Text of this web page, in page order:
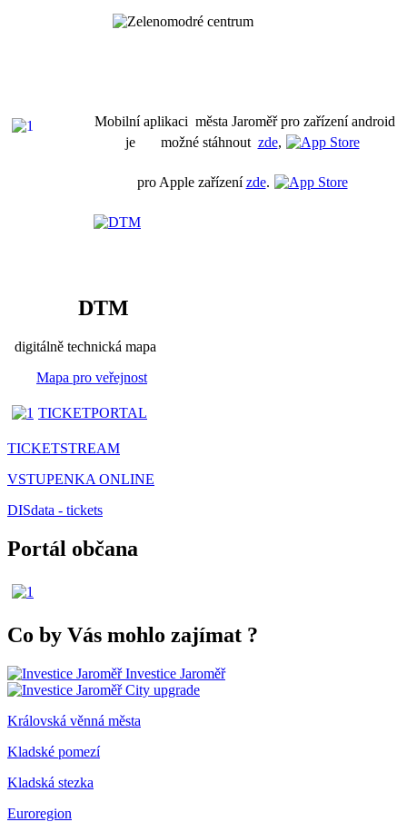
Mobilní aplikaci města Jaroměř pro zařízení android
je možné stáhnout zde,
pro Apple zařízenízde.
DTM
digitálně technická mapa
Mapa pro veřejnost
TICKETPORTAL
TICKETSTREAM
VSTUPENKA ONLINE
DISdata - tickets
Portál občana
Co by Vás mohlo zajímat ?
Investice Jaroměř
City upgrade
Královská věnná města
Kladské pomezí
Kladská stezka
Euroregion